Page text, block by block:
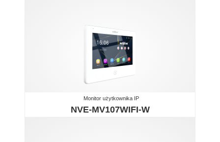
Monitor użytkownika IP
NVE-MV107WIFI-W